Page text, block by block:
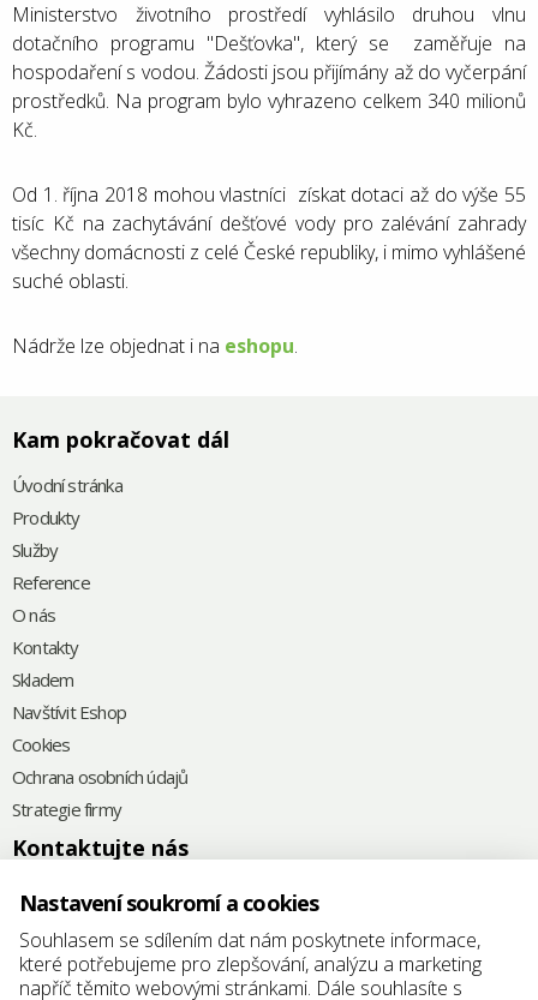
Ministerstvo životního prostředí vyhlásilo druhou vlnu
dotačního programu "Dešťovka", který se zaměřuje na
hospodaření s vodou. Žádosti jsou přijímány až do vyčerpání
prostředků. Na program bylo vyhrazeno celkem 340 milionů
Kč.
Od 1. října 2018 mohou vlastníci získat dotaci až do výše 55
tisíc Kč na zachytávání dešťové vody pro zalévání zahrady
všechny domácnosti z celé České republiky, i mimo vyhlášené
suché oblasti.
Nádrže lze objednat i na eshopu.
Kam pokračovat dál
Úvodní stránka
Produkty
Služby
Reference
O nás
Kontakty
Skladem
Navštívit Eshop
Cookies
Ochrana osobních údajů
Strategie firmy
Kontaktujte nás
+420575 571 000
@
elkoplast@elkoplast.cz
Štefánikova 2664
Nastavení soukromí a cookies
Souhlasem se sdílením dat nám poskytnete informace,
které potřebujeme pro zlepšování, analýzu a marketing
napříč těmito webovými stránkami. Dále souhlasíte s